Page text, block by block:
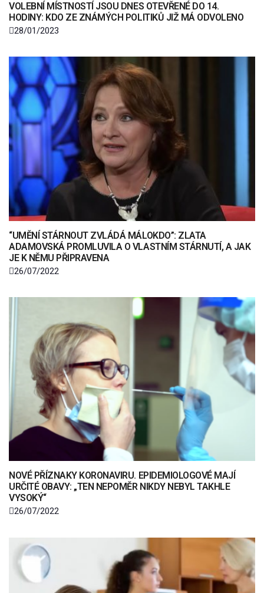
VOLEBNÍ MÍSTNOSTÍ JSOU DNES OTEVŘENÉ DO 14.
HODINY: KDO ZE ZNÁMÝCH POLITIKŮ JIŽ MÁ ODVOLENO
28/01/2023
“UMĚNÍ STÁRNOUT ZVLÁDÁ MÁLOKDO”: ZLATA
ADAMOVSKÁ PROMLUVILA O VLASTNÍM STÁRNUTÍ, A JAK
JE K NĚMU PŘIPRAVENA
26/07/2022
NOVÉ PŘÍZNAKY KORONAVIRU. EPIDEMIOLOGOVÉ MAJÍ
URČITÉ OBAVY: „TEN NEPOMĚR NIKDY NEBYL TAKHLE
VYSOKÝ“
26/07/2022